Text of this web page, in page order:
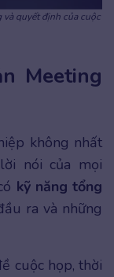
quyết định của cuộc
Meeting
không nhất
nói của mọi
kỹ năng tổng
ra và những
cuộc họp, thời